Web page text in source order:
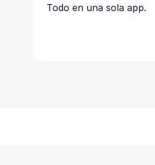
Todo en una sola app.